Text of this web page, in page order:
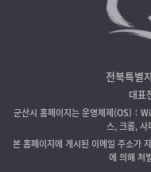
전북특별
대표
군산시 홈페이지는 운영체제(OS)：
스, 크롬, 사
본 홈페이지에 게시된 이메일 주소가
에 의해 처